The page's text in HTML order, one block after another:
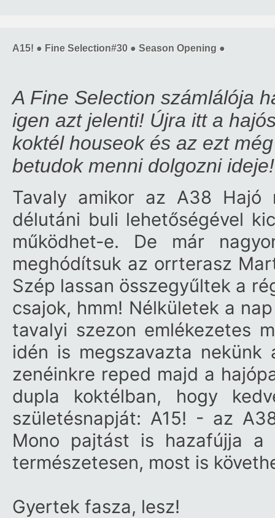
A15! ● Fine Selection#30 ● Season Opening ●
A Fine Selection számlálója
igen azt jelenti! Újra itt a
koktél houseok és az ezt
betudok menni dolgozni ideje!
Tavaly amikor az A38 Hajó
délutáni buli lehetőségével
működhet-e. De már
meghódítsuk az orrterasz
Szép lassan összegyűltek a
csajok, hmm! Nélkületek a
tavalyi szezon emlékezetes
idén is megszavazta
zenéinkre reped majd a
dupla koktélban, hogy
születésnapját: A15! - az
Mono pajtást is hazafújja
természetesen, most is
Gyertek fasza, lesz!